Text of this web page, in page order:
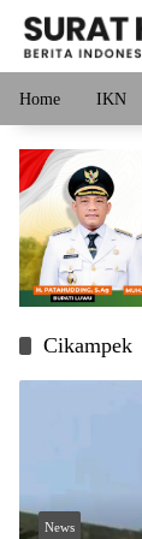
Langsung
konten
Home IKN
Cikampek
News